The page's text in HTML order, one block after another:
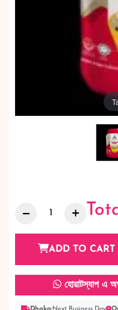
ADD TO CART
হোয়াটস্যাপ এ